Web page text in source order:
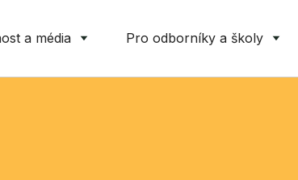
a média Pro odborníky a školy